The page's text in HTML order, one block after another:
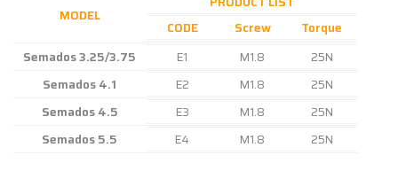
MODEL
CODE
Screw
Torque
Semados 3.25/3.75
E1 M1.8
25N
Semados 4.1
E2 M1.8
25N
Semados 4.5
E3 M1.8
25N
Semados 5.5
E4 M1.8 25N